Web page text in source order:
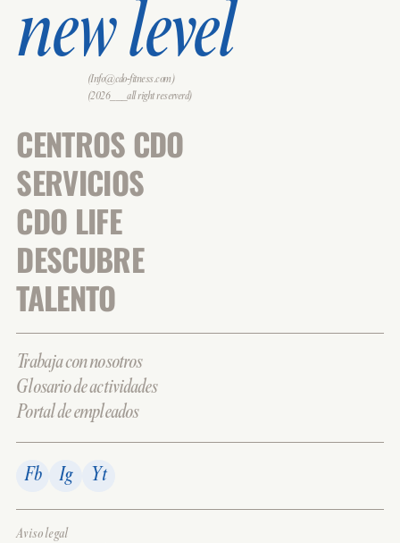
new level
(Info@cdo-fitness.com)
(2026___all right reserverd)
CENTROS CDO
SERVICIOS
CDO LIFE
DESCUBRE
TALENTO
Trabaja con nosotros
Glosario de actividades
Portal de empleados
Fb Ig Yt
Aviso legal